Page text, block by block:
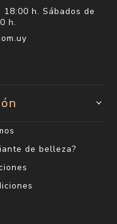
h. Sábados de
h.
de belleza?